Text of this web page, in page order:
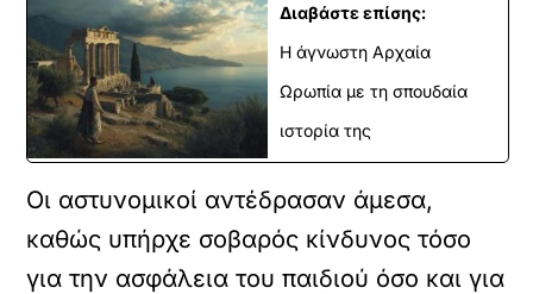
Διαβάστε επίσης:
Η άγνωστη Αρχαία
Ωρωπία με τη σπουδαία
ιστορία της
Οι αστυνομικοί αντέδρασαν άμεσα,
καθώς υπήρχε σοβαρός κίνδυνος τόσο
για την ασφάλεια του παιδιού όσο και για